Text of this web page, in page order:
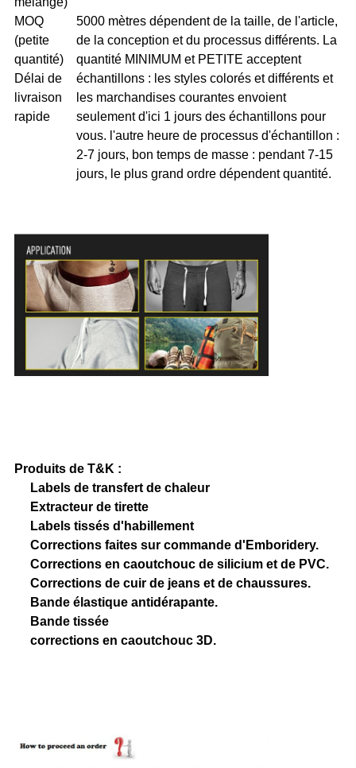
MOQ
(petite
quantité)
5000 mètres dépendent de la taille, de l'article,
de la conception et du processus différents. La
quantité MINIMUM et PETITE acceptent
Délai de
livraison
rapide
échantillons : les styles colorés et différents et
les marchandises courantes envoient
seulement d'ici 1 jours des échantillons pour
vous. l'autre heure de processus d'échantillon :
2-7 jours, bon temps de masse : pendant 7-15
jours, le plus grand ordre dépendent quantité.
Produits de T&K :
Labels de transfert de chaleur
Extracteur de tirette
Labels tissés d'habillement
Corrections faites sur commande d'Emboridery.
Corrections en caoutchouc de silicium et de PVC.
Corrections de cuir de jeans et de chaussures.
Bande élastique antidérapante.
Bande tissée
corrections en caoutchouc 3D.